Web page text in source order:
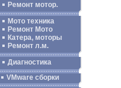
Ремонт мотор.
Мото техника
Ремонт Мото
Катера, моторы
Ремонт л.м.
Диагностика
VMware сборки